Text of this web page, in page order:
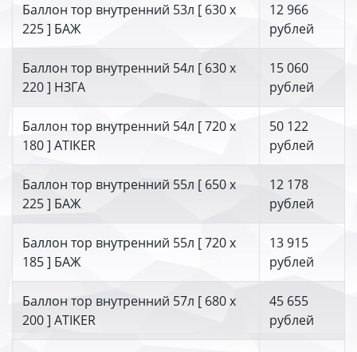
Баллон тор внутренний 53л [ 630 х
225 ] БАЖ
12 966
рублей
Баллон тор внутренний 54л [ 630 х
220 ] НЗГА
15 060
рублей
Баллон тор внутренний 54л [ 720 х
180 ] ATIKER
50 122
рублей
Баллон тор внутренний 55л [ 650 х
225 ] БАЖ
12 178
рублей
Баллон тор внутренний 55л [ 720 х
185 ] БАЖ
13 915
рублей
Баллон тор внутренний 57л [ 680 х
200 ] ATIKER
45 655
рублей